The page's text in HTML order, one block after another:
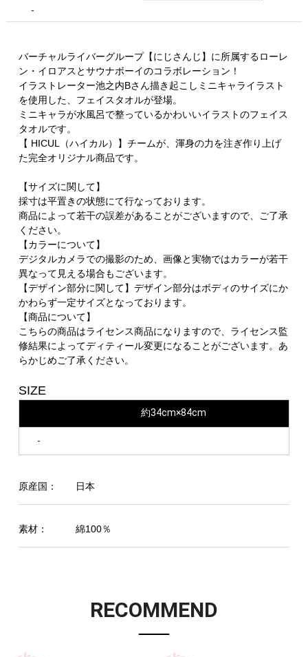
-
バーチャルライバーグループ【にじさんじ】に所属するローレ
ン・イロアスとサウナボーイのコラボレーション！
イラストレーター池之内Bさん描き起こしミニキャライラスト
を使用した、フェイスタオルが登場。
ミニキャラが水風呂で整っているかわいいイラストのフェイス
タオルです。
【 HICUL（ハイカル）】チームが、渾身の力を注ぎ作り上げ
た完全オリジナル商品です。
【サイズに関して】
採寸は平置きの状態にて行なっております。
商品によって若干の誤差があることがございますので、ご了承
ください。
【カラーについて】
デジタルカメラでの撮影のため、画像と実物ではカラーが若干
異なって見える場合もございます。
【デザイン部分に関して】デザイン部分はボディのサイズにか
かわらず一定サイズとなっております。
【商品について】
こちらの商品はライセンス商品になりますので、ライセンス監
修結果によってディティール変更になることがございます。あ
らかじめご了承ください。
SIZE
約34cm×84cm
-
原産国： 日本
素材： 綿100％
RECOMMEND